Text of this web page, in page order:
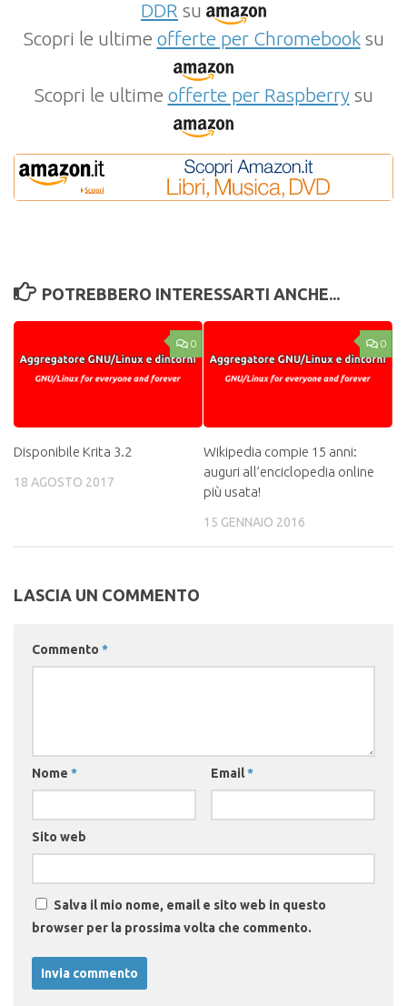
DDR su
Scopri le ultime offerte per Chromebooksu
Scopri le ultime offerte per Raspberrysu
POTREBBERO INTERESSARTI ANCHE...
0
Disponibile Krita 3.2
18 AGOSTO 2017
0
Wikipedia compie 15 anni:
auguri all’enciclopedia online
più usata!
15 GENNAIO 2016
LASCIA UN COMMENTO
Commento *
Nome * Email*
Sito web
Salva il mio nome, email e sito web in questo
browser per la prossima volta che commento.